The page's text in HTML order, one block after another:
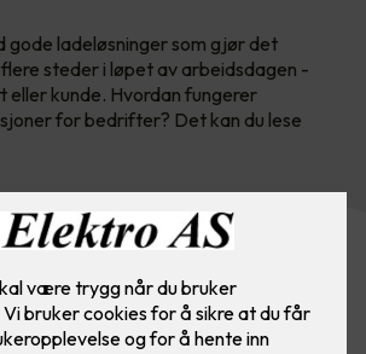
gode ladeløsninger som gjør det
steder i løpet av arbeidsdagen -
eller kunde. Hvordan fungerer
for bedrifter? Det kan du lese